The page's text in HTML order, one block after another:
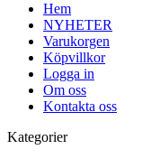
Hem
NYHETER
Varukorgen
Köpvillkor
Logga in
Om oss
Kontakta oss
Kategorier